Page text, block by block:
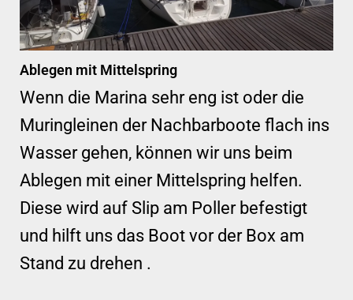
Ablegen mit Mittelspring
Wenn die Marina sehr eng ist oder die
Muringleinen der Nachbarboote flach ins
Wasser gehen, können wir uns beim
Ablegen mit einer Mittelspring helfen.
Diese wird auf Slip am Poller befestigt
und hilft uns das Boot vor der Box am
Stand zu drehen .